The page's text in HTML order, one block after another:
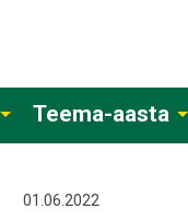
Teema-aasta
01.06.2022